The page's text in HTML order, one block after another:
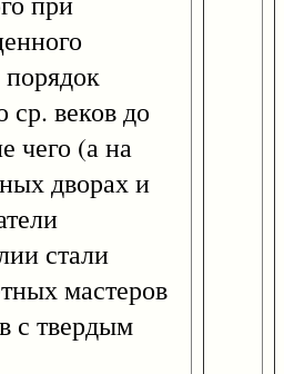
ср. веков до
чего (а на
дворах и
стали
мастеров
с твердым